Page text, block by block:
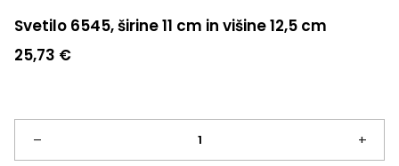
Svetilo 6545, širine 11 cm in višine 12,5 cm
25,73 €
–
Svetilo +